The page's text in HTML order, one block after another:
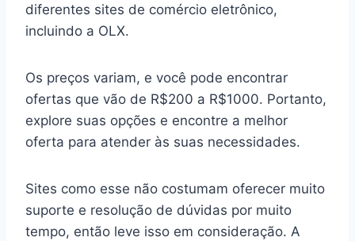
diferentes sites de comércio eletrônico,
incluindo a OLX.
Os preços variam, e você pode encontrar
ofertas que vão de R$200 a R$1000. Portanto,
explore suas opções e encontre a melhor
oferta para atender às suas necessidades.
Sites como esse não costumam oferecer muito
suporte e resolução de dúvidas por muito
tempo, então leve isso em consideração. A